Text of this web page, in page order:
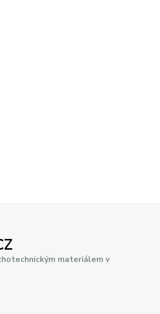
materiálem v